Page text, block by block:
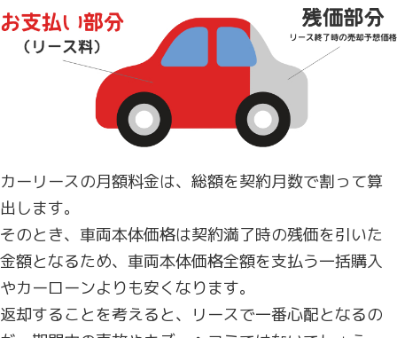
カーリースの月額料金は、総額を契約月数で割って算
出します。
そのとき、車両本体価格は契約満了時の残価を引いた
金額となるため、車両本体価格全額を支払う一括購入
やカーローンよりも安くなります。
返却することを考えると、リースで一番心配となるの